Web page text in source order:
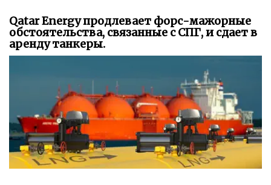
Qatar Energy продлевает форс-мажорные
обстоятельства, связанные с СПГ, и сдает в
аренду танкеры.